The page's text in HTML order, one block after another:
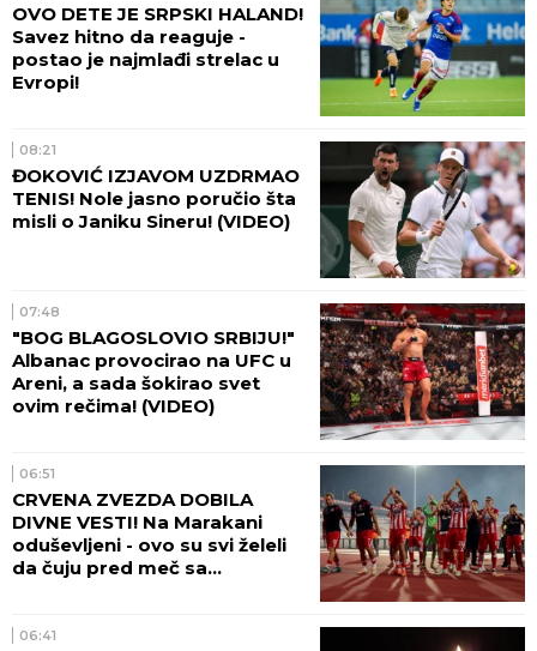
OVO DETE JE SRPSKI HALAND!
Savez hitno da reaguje -
postao je najmlađi strelac u
Evropi!
08:21
ĐOKOVIĆ IZJAVOM UZDRMAO
TENIS! Nole jasno poručio šta
misli o Janiku Sineru! (VIDEO)
07:48
"BOG BLAGOSLOVIO SRBIJU!"
Albanac provocirao na UFC u
Areni, a sada šokirao svet
ovim rečima! (VIDEO)
06:51
CRVENA ZVEZDA DOBILA
DIVNE VESTI! Na Marakani
oduševljeni - ovo su svi želeli
da čuju pred meč sa
06:41